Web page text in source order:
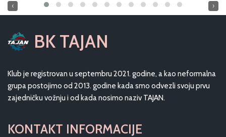
‹ ›
BK TAJAN
Klub je registrovan u septembru 2021. godine, a kao neformalna
grupa postojimo od 2013. godine kada smo odvezli svoju prvu
zajedničku vožnju i od kada nosimo naziv TAJAN.
KONTAKT INFORMACIJE